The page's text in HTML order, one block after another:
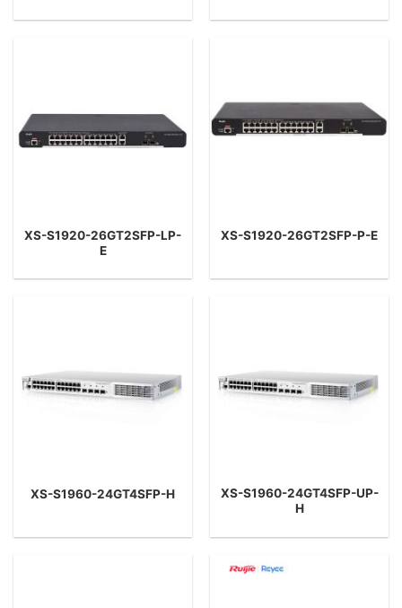
XS-S1920-26GT2SFP-LP-
E
XS-S1920-26GT2SFP-P-E
XS-S1960-24GT4SFP-H
XS-S1960-24GT4SFP-UP-
H